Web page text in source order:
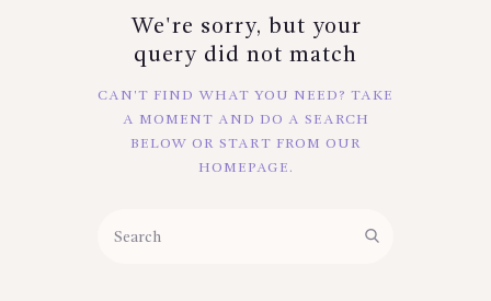
We're sorry, but your
query did not match
CAN'T FIND WHAT YOU NEED? TAKE
A MOMENT AND DO A SEARCH
BELOW OR START FROM OUR
HOMEPAGE .